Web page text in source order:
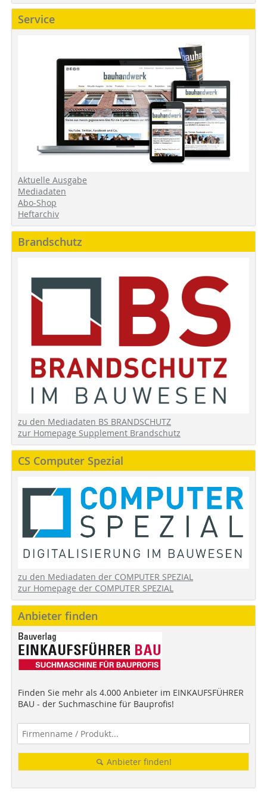
Service
Aktuelle Ausgabe
Mediadaten
Abo-Shop
Heftarchiv
Brandschutz
zu den Mediadaten BS BRANDSCHUTZ
zur Homepage Supplement Brandschutz
CS Computer Spezial
zu den Mediadaten der COMPUTER SPEZIAL
zur Homepage der COMPUTER SPEZIAL
Anbieter finden
Finden Sie mehr als 4.000 Anbieter im EINKAUFSFÜHRER
BAU - der Suchmaschine für Bauprofis!
Anbieter finden!